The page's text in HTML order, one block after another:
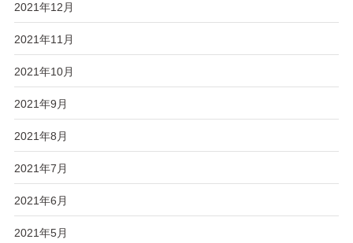
2021年12月
2021年11月
2021年10月
2021年9月
2021年8月
2021年7月
2021年6月
2021年5月